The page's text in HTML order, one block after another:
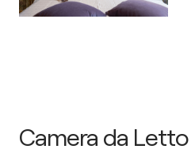
Camera da Letto